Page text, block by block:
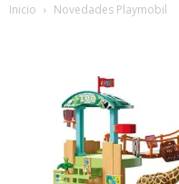
Inicio Novedades Playmobil